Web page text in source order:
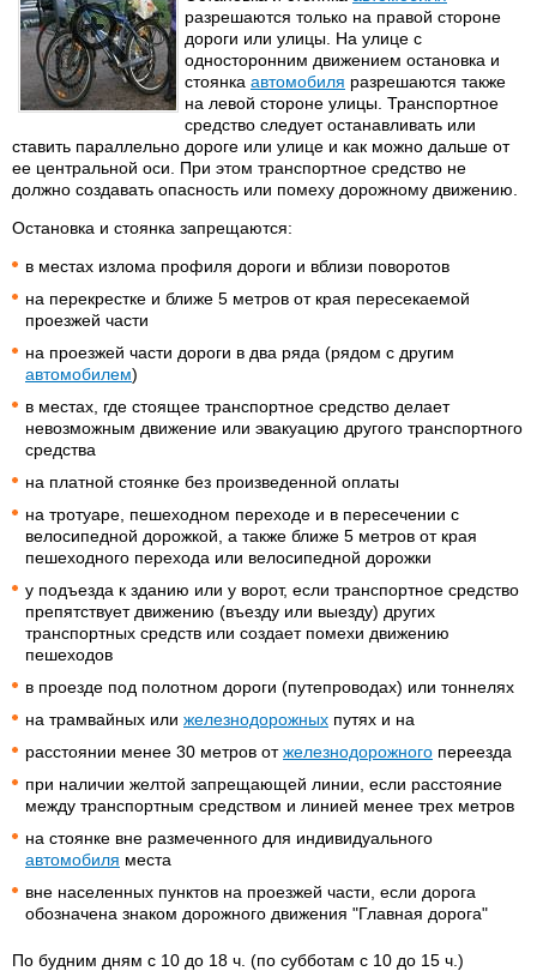
разрешаются только на правой стороне
дороги или улицы. На улице с
односторонним движением остановка и
стоянка автомобиля разрешаются также
на левой стороне улицы. Транспортное
средство следует останавливать или
ставить параллельно дороге или улице и как можно дальше от
ее центральной оси. При этом транспортное средство не
должно создавать опасность или помеху дорожному движению.
Остановка и стоянка запрещаются:
в местах излома профиля дороги и вблизи поворотов
на перекрестке и ближе 5 метров от края пересекаемой
проезжей части
на проезжей части дороги в два ряда (рядом с другим
автомобилем)
в местах, где стоящее транспортное средство делает
невозможным движение или эвакуацию другого транспортного
средства
на платной стоянке без произведенной оплаты
на тротуаре, пешеходном переходе и в пересечении с
велосипедной дорожкой, а также ближе 5 метров от края
пешеходного перехода или велосипедной дорожки
у подъезда к зданию или у ворот, если транспортное средство
препятствует движению (въезду или выезду) других
транспортных средств или создает помехи движению
пешеходов
в проезде под полотном дороги (путепроводах) или тоннелях
на трамвайных или железнодорожных путях и на
расстоянии менее 30 метров отжелезнодорожного переезда
при наличии желтой запрещающей линии, если расстояние
между транспортным средством и линией менее трех метров
на стоянке вне размеченного для индивидуального
автомобиля места
вне населенных пунктов на проезжей части, если дорога
обозначена знаком дорожного движения "Главная дорога"
По будним дням с 10 до 18 ч. (по субботам с 10 до 15 ч.)